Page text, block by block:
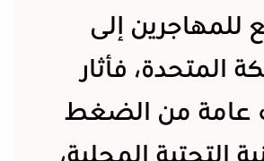
للمهاجرين إلى
المتحدة، فأثار
عامة من الضغط